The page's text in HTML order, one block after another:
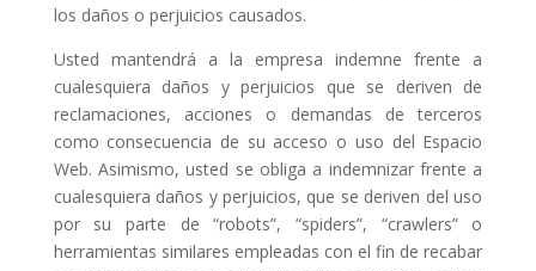
los daños o perjuicios causados.
Usted mantendrá a la empresa indemne frente a
cualesquiera daños y perjuicios que se deriven de
reclamaciones, acciones o demandas de terceros
como consecuencia de su acceso o uso del Espacio
Web. Asimismo, usted se obliga a indemnizar frente a
cualesquiera daños y perjuicios, que se deriven del uso
por su parte de “robots”, “spiders”, “crawlers” o
herramientas similares empleadas con el fin de recabar